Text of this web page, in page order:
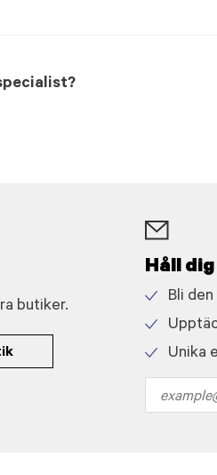
butiker.
Håll
icon
Bli
icon
Unika
address